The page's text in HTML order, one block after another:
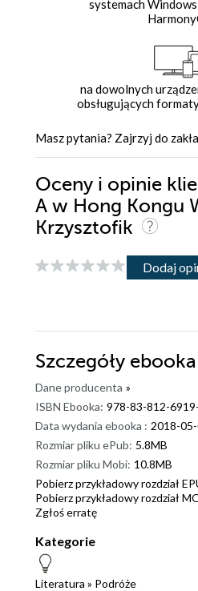
systemach
na dowolnych
obsługujących
Masz pytania? Zajrzyj do
Oceny i opinie
A w Hong Kongu
Krzysztofik
Dodaj
Szczegóły ebooka
Dane producenta »
ISBN Ebooka: 978-83-812-
Data wydania ebooka : 2018-05-
Rozmiar pliku ePub: 5.8MB
Rozmiar pliku Mobi: 10.8MB
Pobierz przykładowy rozdział
Pobierz przykładowy rozdział
Zgłoś erratę
Kategorie
Literatura » Podróże